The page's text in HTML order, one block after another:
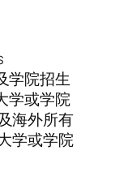
学院招生
学或学院
海外所有
学或学院